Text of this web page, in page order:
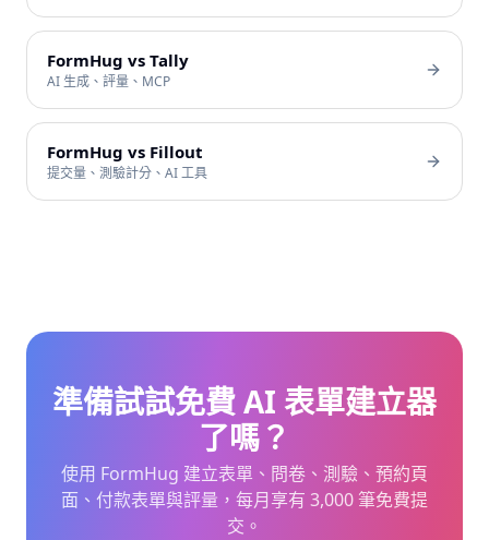
FormHug vs Tally
AI 生成、評量、MCP
FormHug vs Fillout
提交量、測驗計分、AI 工具
準備試試免費 AI 表單建立器
了嗎？
使用 FormHug 建立表單、問卷、測驗、預約頁
面、付款表單與評量，每月享有 3,000 筆免費提
交。